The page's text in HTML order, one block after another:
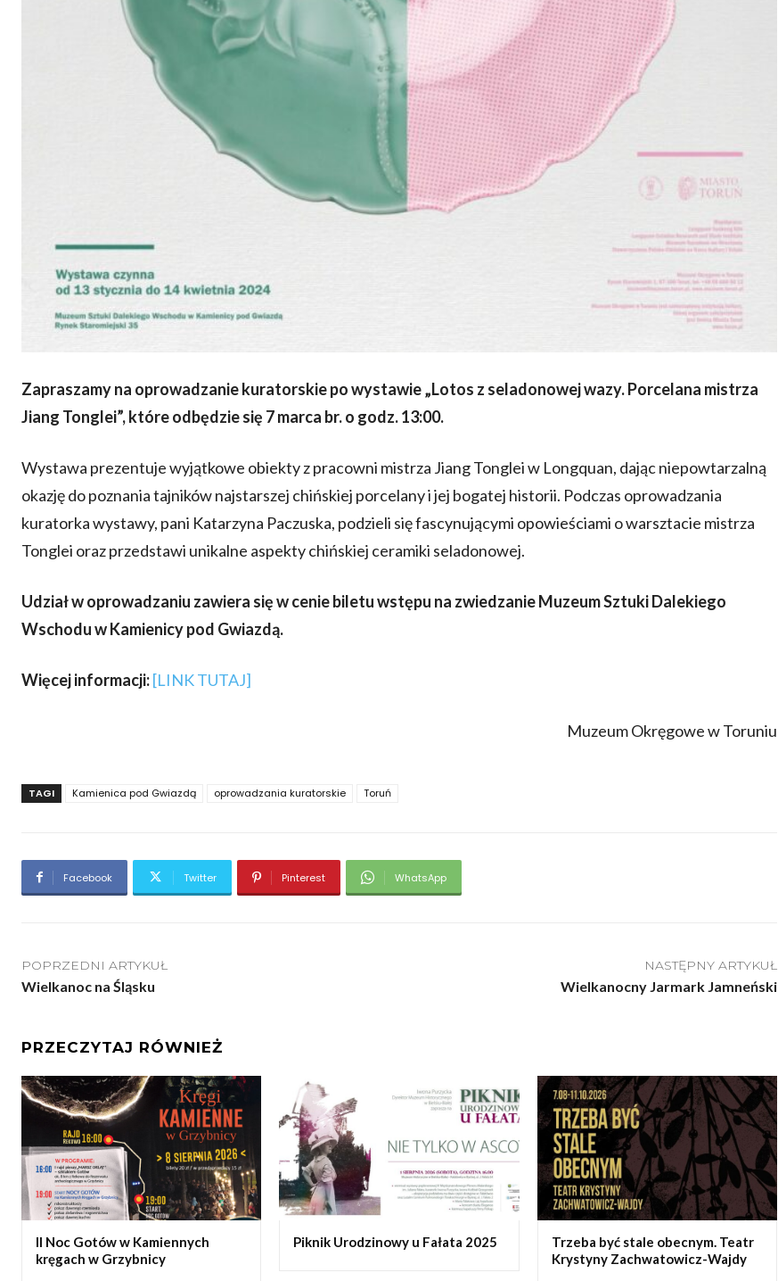
Zapraszamy na oprowadzanie kuratorskie po wystawie „Lotos z seladonowej wazy. Porcelana mistrza
Jiang Tonglei”, które odbędzie się 7 marca br. o godz. 13:00.
Wystawa prezentuje wyjątkowe obiekty z pracowni mistrza Jiang Tonglei w Longquan, dając niepowtarzalną
okazję do poznania tajników najstarszej chińskiej porcelany i jej bogatej historii. Podczas oprowadzania
kuratorka wystawy, pani Katarzyna Paczuska, podzieli się fascynującymi opowieściami o warsztacie mistrza
Tonglei oraz przedstawi unikalne aspekty chińskiej ceramiki seladonowej.
Udział w oprowadzaniu zawiera się w cenie biletu wstępu na zwiedzanie Muzeum Sztuki Dalekiego
Wschodu w Kamienicy pod Gwiazdą.
Więcej informacji:[LINK TUTAJ]
Muzeum Okręgowe w Toruniu
TAGI Kamienica pod Gwiazdą oprowadzania kuratorskie Toruń
Facebook Twitter Pinterest WhatsApp
POPRZEDNI ARTYKUŁ
Wielkanoc na Śląsku
NASTĘPNY ARTYKUŁ
Wielkanocny Jarmark Jamneński
PRZECZYTAJ RÓWNIEŻ
II Noc Gotów w Kamiennych
kręgach w Grzybnicy
Piknik Urodzinowy u Fałata 2025
Trzeba być stale obecnym. Teatr
Krystyny Zachwatowicz-Wajdy